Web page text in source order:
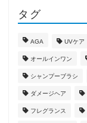
タグ
AGA UVケア
オールインワン
シャンプーブラシ
ダメージヘア
フレグランス